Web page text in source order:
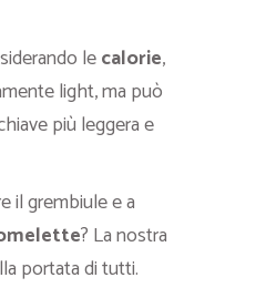
lecalorie,
light, ma può
più leggera e
il grembiule e a
? La nostra
portata di tutti.